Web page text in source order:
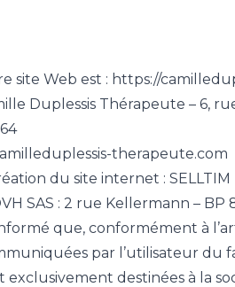
site Web est : https://
Duplessis Thérapeute – 6,
therapeute.com
du site internet : SELLTIM
SAS : 2 rue Kellermann – BP
que, conformément à
par l’utilisateur du
destinées à la